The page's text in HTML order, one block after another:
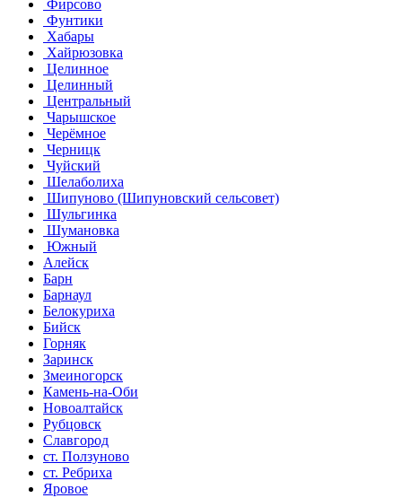
Фирсово
Фунтики
Хабары
Хайрюзовка
Целинное
Целинный
Центральный
Чарышское
Черёмное
Черницк
Чуйский
Шелаболиха
Шипуново (Шипуновский сельсовет)
Шульгинка
Шумановка
Южный
Алейск
Барн
Барнаул
Белокуриха
Бийск
Горняк
Заринск
Змеиногорск
Камень-на-Оби
Новоалтайск
Рубцовск
Славгород
ст. Ползуново
ст. Ребриха
Яровое